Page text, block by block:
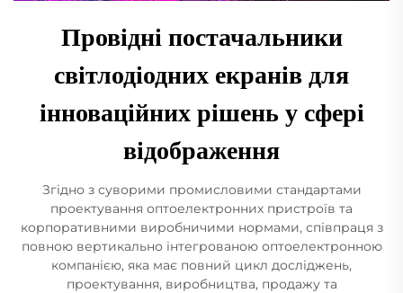
Провідні постачальники
світлодіодних екранів для
інноваційних рішень у сфері
відображення
Згідно з суворими промисловими стандартами
проектування оптоелектронних пристроїв та
корпоративними виробничими нормами, співпраця з
повною вертикально інтегрованою оптоелектронною
компанією, яка має повний цикл досліджень,
проектування, виробництва, продажу та